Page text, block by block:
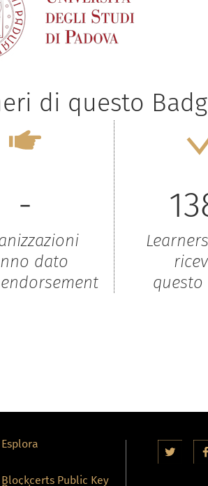
di questo
-
dato
questo
Esplora
Blockcerts Public Key